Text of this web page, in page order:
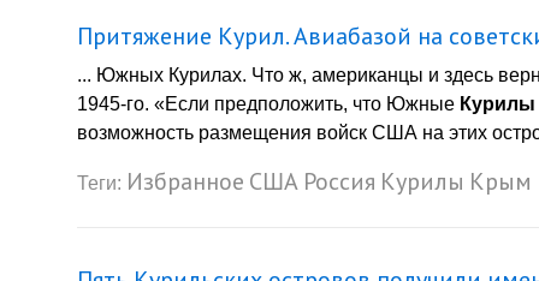
Притяжение Курил. Авиабазой на
... Южных Курилах. Что ж, американцы и здесь
1945-го. «Если предположить, что Южные Курилы
возможность размещения войск США на этих
Теги: Избранное США Россия Курилы Крым